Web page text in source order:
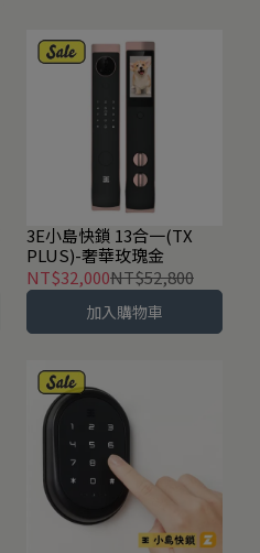
3E小島快鎖 13合一(TX
PLUS)-奢華玫瑰金
NT$32,000NT$52,800
加入購物車